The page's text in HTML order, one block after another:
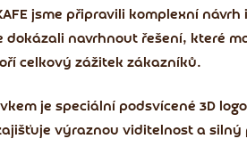
jsme připravili komplexní
dokázali navrhnout řešení, které
celkový zážitek zákazníků.
je speciální podsvícené 3D
výraznou viditelnost a